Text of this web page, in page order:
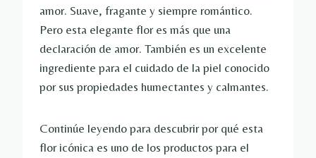
amor. Suave, fragante y siempre romántico.
Pero esta elegante flor es más que una
declaración de amor. También es un excelente
ingrediente para el cuidado de la piel conocido
por sus propiedades humectantes y calmantes.
Continúe leyendo para descubrir por qué esta
flor icónica es uno de los productos para el